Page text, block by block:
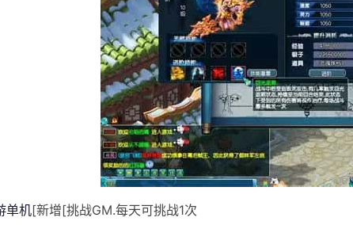
单机[新增[挑战GM.每天可挑战1次